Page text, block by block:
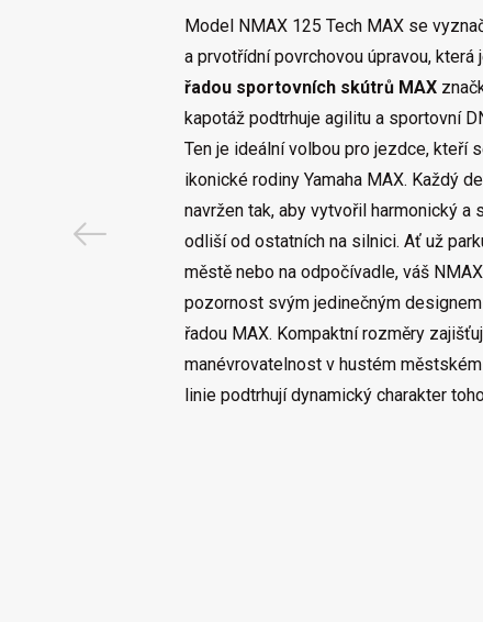
Model NMAX 125 Tech MAX se
a prvotřídní povrchovou úpravou, která
řadou sportovních skútrů MAX
kapotáž podtrhuje agilitu a sportovní
Ten je ideální volbou pro jezdce, kteří
ikonické rodiny Yamaha MAX. Každý
navržen tak, aby vytvořil harmonický a
odliší od ostatních na silnici. Ať už
městě nebo na odpočívadle, váš
pozornost svým jedinečným
řadou MAX. Kompaktní rozměry
manévrovatelnost v hustém
linie podtrhují dynamický charakter